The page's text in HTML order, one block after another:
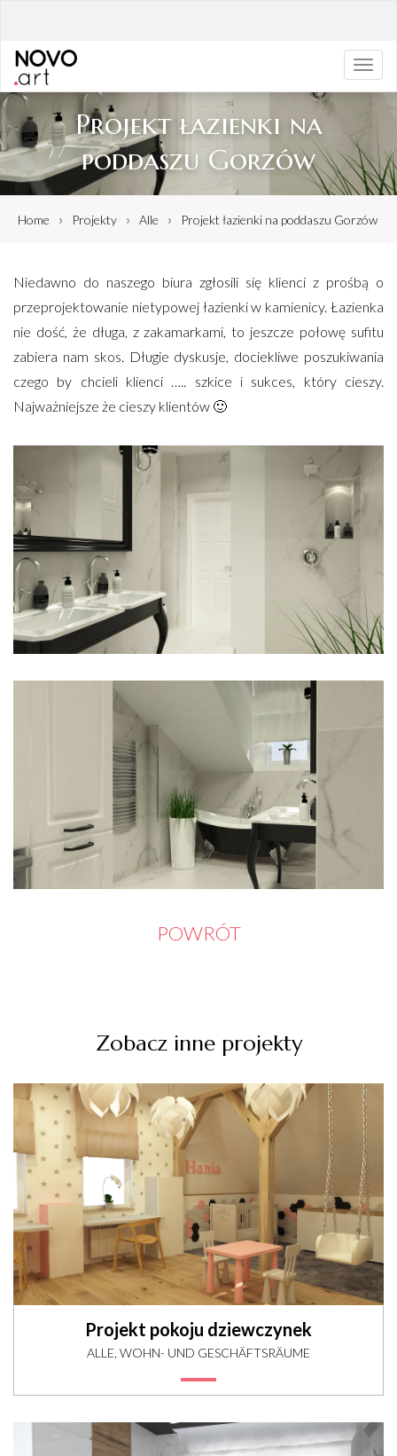
Projekt łazienki na
poddaszu Gorzów
Home › Projekty › Alle › Projekt łazienki na poddaszu Gorzów
Niedawno do naszego biura zgłosili się klienci z prośbą o
przeprojektowanie nietypowej łazienki w kamienicy. Łazienka
nie dość, że długa, z zakamarkami, to jeszcze połowę sufitu
zabiera nam skos. Długie dyskusje, dociekliwe poszukiwania
czego by chcieli klienci ….. szkice i sukces, który cieszy.
Najważniejsze że cieszy klientów 🙂
POWRÓT
Zobacz inne projekty
Projekt pokoju dziewczynek
ALLE, WOHN- UND GESCHÄFTSRÄUME